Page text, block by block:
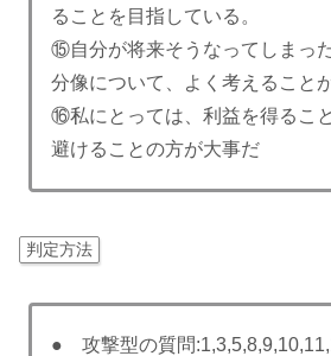
ることを目指している。
⑮自分が将来そうなってしまっ
分像について、よく考えること
⑯私にとっては、利益を得るこ
避けることの方が大事だ
判定方法
● 攻撃型の質問